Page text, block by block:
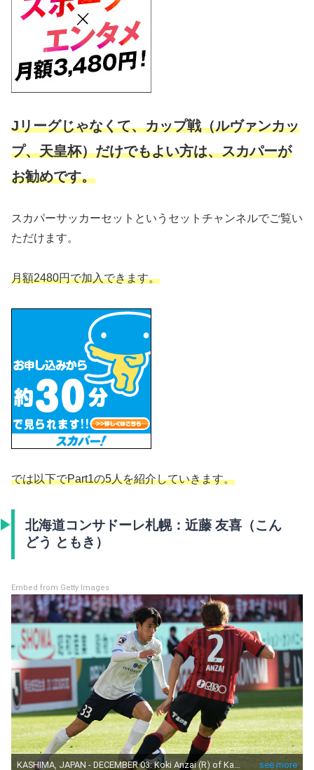
Jリーグじゃなくて、カップ戦（ルヴァンカッ
プ、天皇杯）だけでもよい方は、スカパーが
お勧めです。
スカパーサッカーセットというセットチャンネルでご覧い
ただけます。
月額2480円で加入できます。
では以下でPart1の5人を紹介していきます。
北海道コンサドーレ札幌：近藤 友喜（こん
どう ともき）
Embed from Getty Images